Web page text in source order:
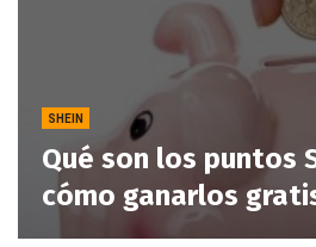
SHEIN
Qué son los puntos
cómo ganarlos